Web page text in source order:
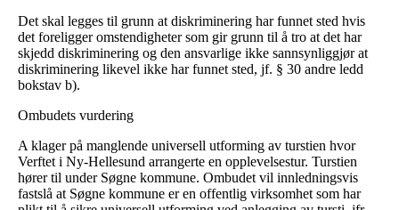
Det skal legges til grunn at diskriminering har funnet sted hvis
det foreligger omstendigheter som gir grunn til å tro at det har
skjedd diskriminering og den ansvarlige ikke sannsynliggjør at
diskriminering likevel ikke har funnet sted, jf. § 30 andre ledd
bokstav b).
Ombudets vurdering
A klager på manglende universell utforming av turstien hvor
Verftet i Ny-Hellesund arrangerte en opplevelsestur. Turstien
hører til under Søgne kommune. Ombudet vil innledningsvis
fastslå at Søgne kommune er en offentlig virksomhet som har